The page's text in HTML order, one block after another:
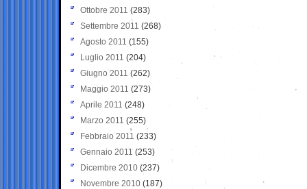
Ottobre 2011 (283)
Settembre 2011 (268)
Agosto 2011 (155)
Luglio 2011 (204)
Giugno 2011 (262)
Maggio 2011 (273)
Aprile 2011 (248)
Marzo 2011 (255)
Febbraio 2011 (233)
Gennaio 2011 (253)
Dicembre 2010 (237)
Novembre 2010 (187)